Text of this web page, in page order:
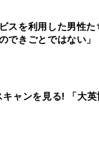
スを利用した男性た
できごとではない
わる?」と注目を集
ャンを見る! 「大